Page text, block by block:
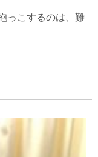
っこするのは、難